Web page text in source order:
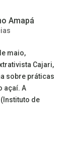
Amapá
maio,
Cajari,
sobre práticas
açaí. A
de